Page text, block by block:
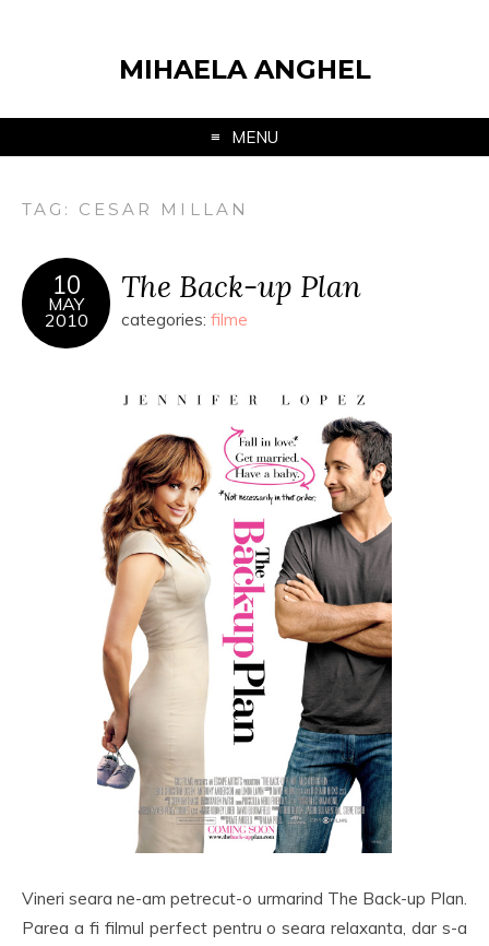
MIHAELA ANGHEL
MENU
TAG: CESAR MILLAN
10
MAY
2010
The Back-up Plan
categories: filme
Vineri seara ne-am petrecut-o urmarind The Back-up Plan.
Parea a fi filmul perfect pentru o seara relaxanta, dar s-a